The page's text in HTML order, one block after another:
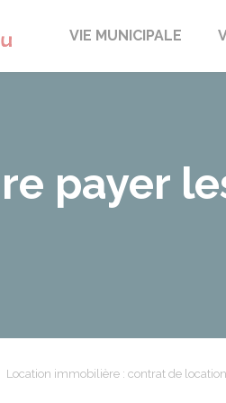
Loscouët-sur-Meu
VIE MUNICIPALE
payer
Location immobilière : contrat de